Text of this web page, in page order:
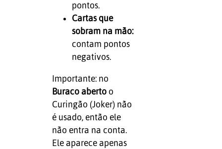
pontos.
Cartas que
sobram na mão:
contam pontos
negativos.
Importante: no
Buraco abertoo
Curingão (Joker) não
é usado, então ele
não entra na conta.
Ele aparece apenas